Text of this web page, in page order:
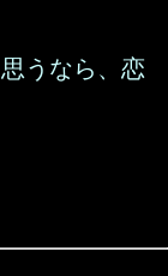
うなら、恋